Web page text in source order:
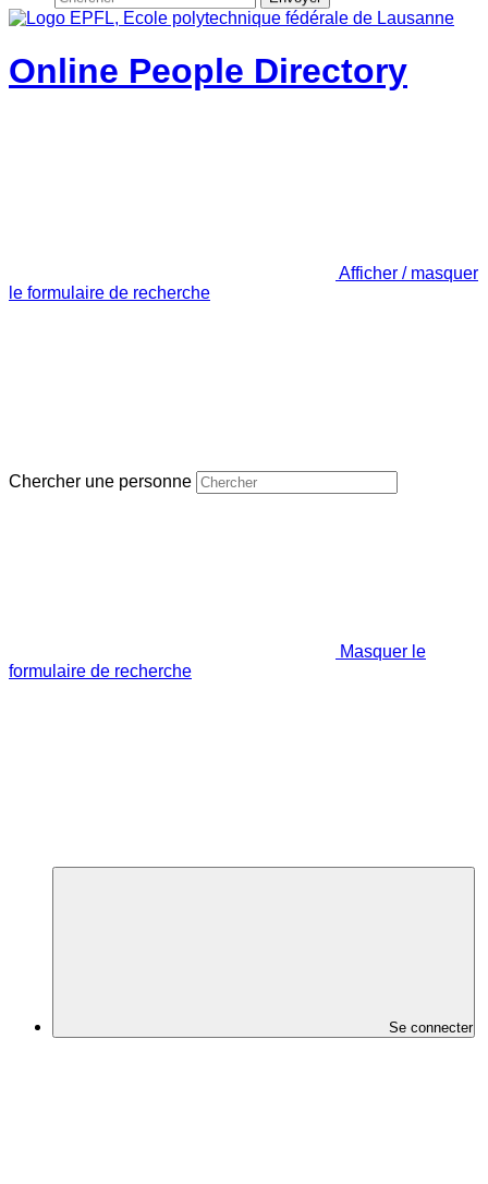
Online People Directory
Afficher / masquer
le formulaire de recherche
Chercher une personne
Masquer le
formulaire de recherche
Se connecter